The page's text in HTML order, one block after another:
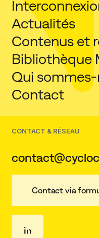
Actualités
Contenus et
Bibliothèque
Qui
Contact
CONTACT & RÉSEAU
Contact via